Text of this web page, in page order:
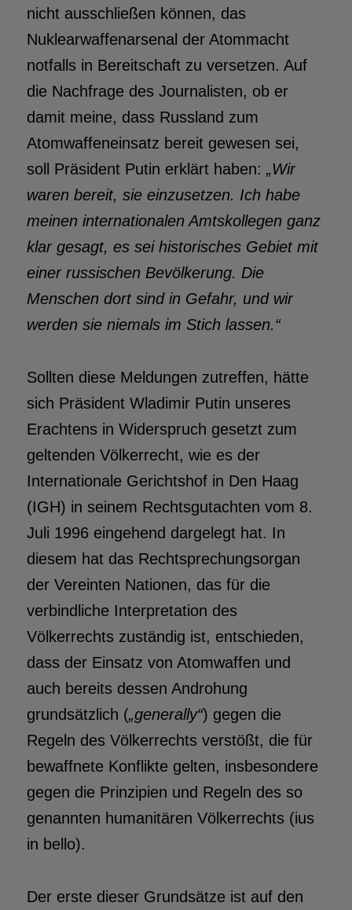
nicht ausschließen können, das
Nuklearwaffenarsenal der Atommacht
notfalls in Bereitschaft zu versetzen. Auf
die Nachfrage des Journalisten, ob er
damit meine, dass Russland zum
Atomwaffeneinsatz bereit gewesen sei,
soll Präsident Putin erklärt haben: „Wir
waren bereit, sie einzusetzen. Ich habe
meinen internationalen Amtskollegen ganz
klar gesagt, es sei historisches Gebiet mit
einer russischen Bevölkerung. Die
Menschen dort sind in Gefahr, und wir
werden sie niemals im Stich lassen.“
Sollten diese Meldungen zutreffen, hätte
sich Präsident Wladimir Putin unseres
Erachtens in Widerspruch gesetzt zum
geltenden Völkerrecht, wie es der
Internationale Gerichtshof in Den Haag
(IGH) in seinem Rechtsgutachten vom 8.
Juli 1996 eingehend dargelegt hat. In
diesem hat das Rechtsprechungsorgan
der Vereinten Nationen, das für die
verbindliche Interpretation des
Völkerrechts zuständig ist, entschieden,
dass der Einsatz von Atomwaffen und
auch bereits dessen Androhung
grundsätzlich („generally“) gegen die
Regeln des Völkerrechts verstößt, die für
bewaffnete Konflikte gelten, insbesondere
gegen die Prinzipien und Regeln des so
genannten humanitären Völkerrechts (ius
in bello).
Der erste dieser Grundsätze ist auf den